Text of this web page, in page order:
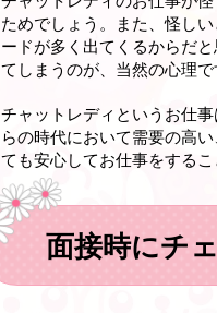
ためでしょう。また、怪し
ードが多く出てくるからだ
てしまうのが、当然の心理で
チャットレディというお仕
らの時代において需要の高
ても安心してお仕事をするこ
面接時にチ